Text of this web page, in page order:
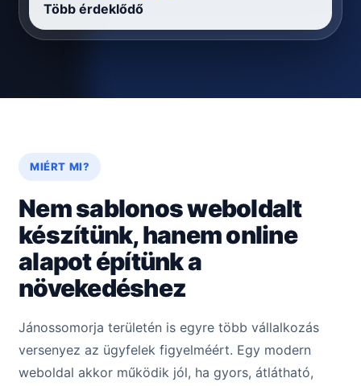
Több érdeklődő
MIÉRT MI?
Nem sablonos weboldalt
készítünk, hanem online
alapot építünk a
növekedéshez
Jánossomorja területén is egyre több vállalkozás
versenyez az ügyfelek figyelméért. Egy modern
weboldal akkor működik jól, ha gyors, átlátható,